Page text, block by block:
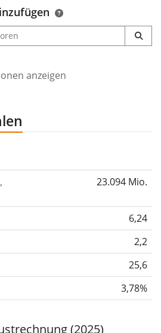
nicht mehr entsprechen,
Unternehmens ist Arlington,
das Unternehmen über
data GmbH
anzeigen
23.094 Mio.
6,24
2,2
25,6
3,78%
(2025)